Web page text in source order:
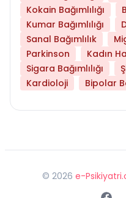
Kokain Bağımlılığı
Kumar Bağımlılığı
Sanal Bağımlılık
Parkinson
Kadın
Sigara Bağımlılığı
Kardioloji
Bipolar
© 2026 e-